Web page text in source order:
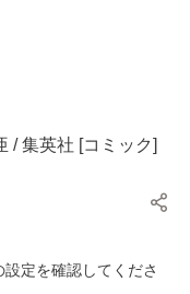
/ 集英社 [コミック]
定を確認してくださ